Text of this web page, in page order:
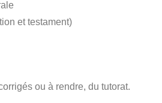
et testament)
ou à rendre, du tutorat.